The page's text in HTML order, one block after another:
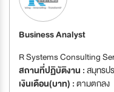
Business Analyst
R Systems Consulting
สถานที่ปฏิบัติงาน :สมุทรป
เงินเดือน(บาท) :ตามตกลง